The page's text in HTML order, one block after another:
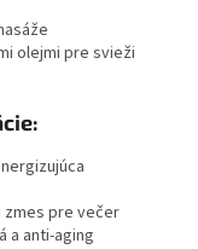
olejmi pre svieži
zmes pre večer
a anti-aging